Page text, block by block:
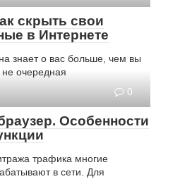
скрыть свои
в Интернете
знает о вас больше, чем вы
очередная
0
Особенности
трафика многие
в сети. Для